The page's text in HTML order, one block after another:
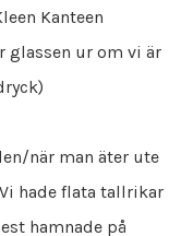
Kanteen
glassen ur om vi är
när man äter ute
hade flata tallrikar
hamnade på